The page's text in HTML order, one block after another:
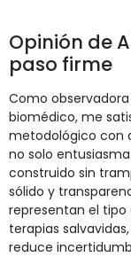
Opinión de
paso firme
Como
biomédico, me
metodológico con
no solo
construido sin
sólido y
representan el
terapias
reduce